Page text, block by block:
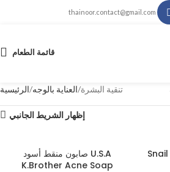
thainoor.contact@gmail.com
قائمة الطعام
الرئيسية العناية بالوجه تنقية البشرة
إظهار الشريط الجانبي
صابون منقط أسود U.S.A
K.Brother Acne Soap